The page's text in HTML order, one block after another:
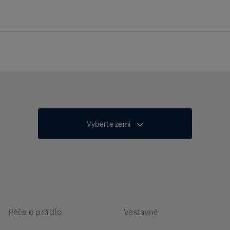
Vyberte zemi
Péče o prádlo Vestavné